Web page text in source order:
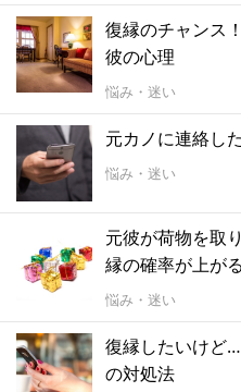
復縁のチャンス
彼の心理
悩み・迷い
元カノに連絡し
悩み・迷い
元彼が荷物を取
縁の確率が上が
悩み・迷い
復縁したいけど
の対処法